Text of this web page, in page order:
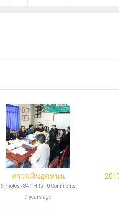
ตรวจเงินอุดหนุน
6 Photos ‧ 841 Hits ‧ 0 Comments
9 years ago